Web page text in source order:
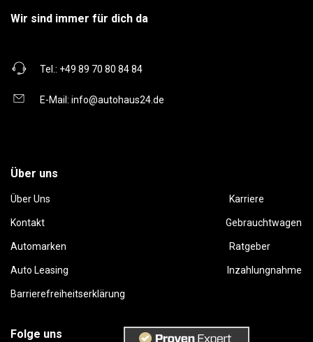
Wir sind immer für dich da
Tel.: +49 89 70 80 84 84
E-Mail: info@autohaus24.de
Über uns
Über Uns Karriere
Kontakt Gebrauchtwagen
Automarken Ratgeber
Auto Leasing Inzahlungnahme
Barrierefreiheitserklärung
Folge uns